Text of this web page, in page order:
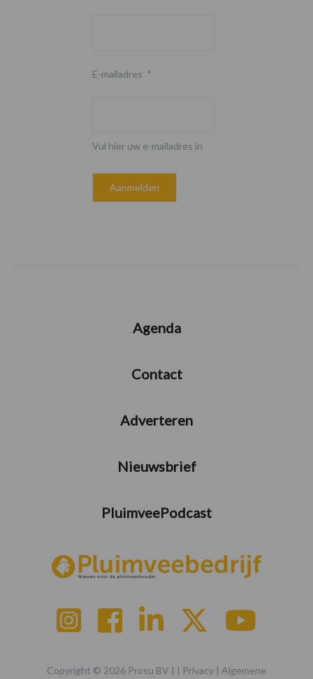
E-mailadres *
Vul hier uw e-mailadres in
Agenda
Contact
Adverteren
Nieuwsbrief
PluimveePodcast
Copyright © 2026 Prosu BV | | Privacy | Algemene